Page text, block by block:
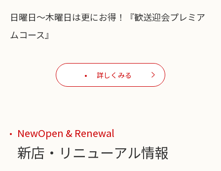
日曜日～木曜日は更にお得！『歓送迎会プレミア
ムコース』
詳しくみる
NewOpen & Renewal
新店・リニューアル情報